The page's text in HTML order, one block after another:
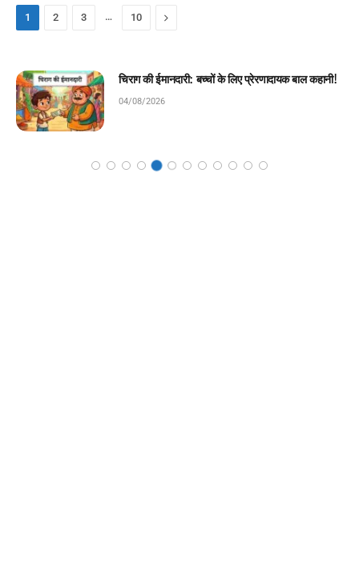
1 2 3 … 10 Next
मेहनत की पहली सीढ़ी: बच्चों के लिए प्रेरणादायक बाल
कहानी!
04/08/2026